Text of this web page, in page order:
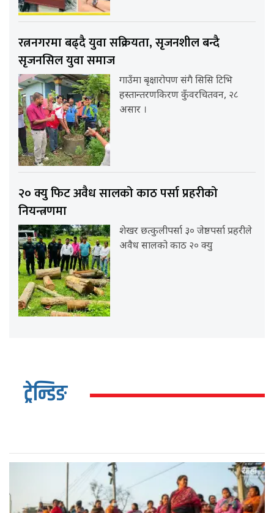
रत्ननगरमा बढ्दै युवा सक्रियता, सृजनशील बन्दै
सृजनसिल युवा समाज
गाउँमा बृक्षारोपण संगै सिसि टिभि
हस्तान्तरणकिरण कुँवरचितवन, २८
असार ।
२० क्यु फिट अवैध सालको काठ पर्सा प्रहरीको
नियन्त्रणमा
शेखर छत्कुलीपर्सा ३० जेष्ठपर्सा प्रहरीले
अवैध सालको काठ २० क्यु
ट्रेन्डिङ